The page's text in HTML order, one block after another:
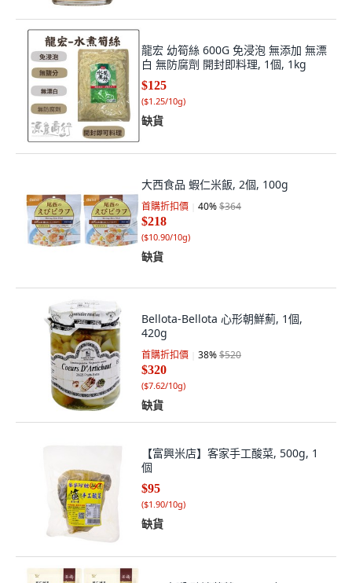
龍宏 幼筍絲 600G 免浸泡 無添加 無漂
白 無防腐劑 開封即料理, 1個, 1kg
$125
($1.25/10g)
缺貨
大西食品 蝦仁米飯, 2個, 100g
首購折扣價 40%$364
$218
($10.90/10g)
缺貨
Bellota-Bellota 心形朝鮮薊, 1個,
420g
首購折扣價 38%$520
$320
($7.62/10g)
缺貨
【富興米店】客家手工酸菜, 500g, 1
個
$95
($1.90/10g)
缺貨